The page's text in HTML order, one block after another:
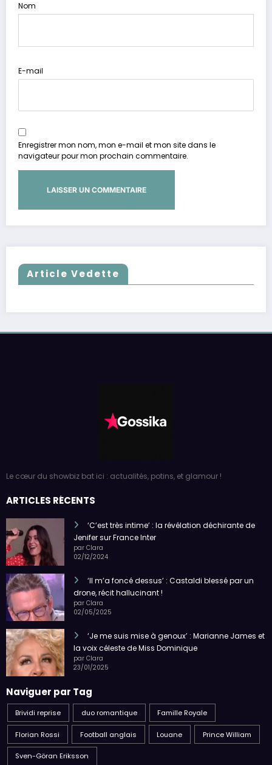
Nom
E-mail
Enregistrer mon nom, mon e-mail et mon site dans le
navigateur pour mon prochain commentaire.
Article Vedette
Le cœur du showbiz bat ici : actualités, potins, et glamour !
ARTICLES RÉCENTS
‘C’est très intime’ : la révélation déchirante de
Jenifer sur France Inter
par Clara
02/12/2024
‘Il m’a foncé dessus’ : Castaldi blessé par un
drone, récit hallucinant !
par Clara
02/05/2025
‘Je me suis mise à genoux’ : Marianne James et
la voix céleste de Miss Dominique
par Clara
23/01/2025
Naviguer par Tag
Brividi reprise duo romantique Famille Royale
Florian Rossi Football anglais Louane Prince William
Sven-Göran Eriksson